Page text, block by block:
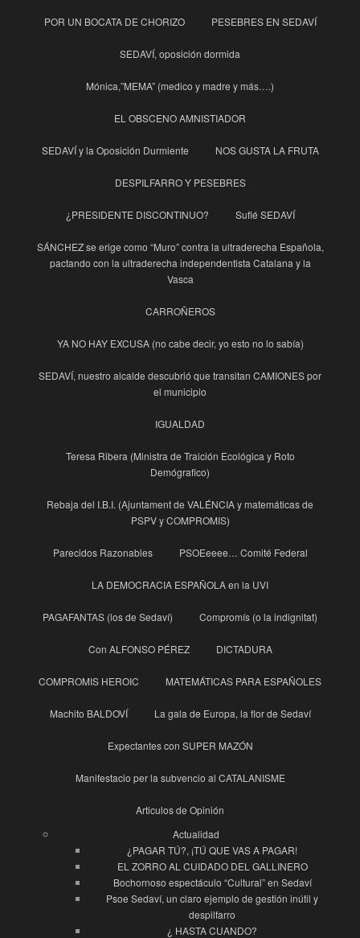
POR UN BOCATA DE CHORIZO PESEBRES EN SEDAVÍ
SEDAVÍ, oposición dormida
Mónica,”MEMA” (medico y madre y más….)
EL OBSCENO AMNISTIADOR
SEDAVÍ y la Oposición Durmiente NOS GUSTA LA FRUTA
DESPILFARRO Y PESEBRES
¿PRESIDENTE DISCONTINUO? Suflé SEDAVÍ
SÁNCHEZ se erige como “Muro” contra la ultraderecha Española,
pactando con la ultraderecha independentista Catalana y la
Vasca
CARROÑEROS
YA NO HAY EXCUSA (no cabe decir, yo esto no lo sabía)
SEDAVÍ, nuestro alcalde descubrió que transitan CAMIONES por
el municipio
IGUALDAD
Teresa Ribera (Ministra de Traición Ecológica y Roto
Demógrafico)
Rebaja del I.B.I. (Ajuntament de VALÉNCIA y matemáticas de
PSPV y COMPROMIS)
Parecidos Razonables PSOEeeee… Comité Federal
LA DEMOCRACIA ESPAÑOLA en la UVI
PAGAFANTAS (los de Sedaví) Compromís (o la indignitat)
Con ALFONSO PÉREZ DICTADURA
COMPROMIS HEROIC MATEMÁTICAS PARA ESPAÑOLES
Machito BALDOVÍ La gala de Europa, la flor de Sedaví
Expectantes con SUPER MAZÓN
Manifestacio per la subvencio al CATALANISME
Articulos de Opinión
Actualidad
¿PAGAR TÚ?, ¡TÚ QUE VAS A PAGAR!
EL ZORRO AL CUIDADO DEL GALLINERO
Bochornoso espectáculo “Cultural” en Sedaví
Psoe Sedaví, un claro ejemplo de gestión inútil y
despilfarro
¿ HASTA CUANDO?